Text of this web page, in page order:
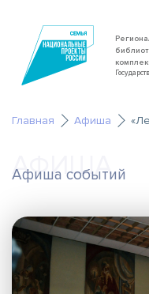
Главная Афиша
Афиша событий
АФИША